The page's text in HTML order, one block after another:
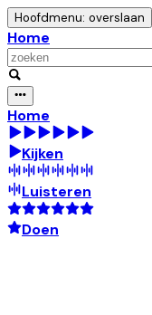
Hoofdmenu: overslaan
Home
Home
Kijken
Luisteren
Doen